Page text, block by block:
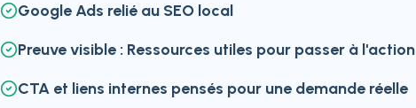
Google Ads relié au SEO local
Preuve visible : Ressources utiles pour passer à l'action
CTA et liens internes pensés pour une demande réelle